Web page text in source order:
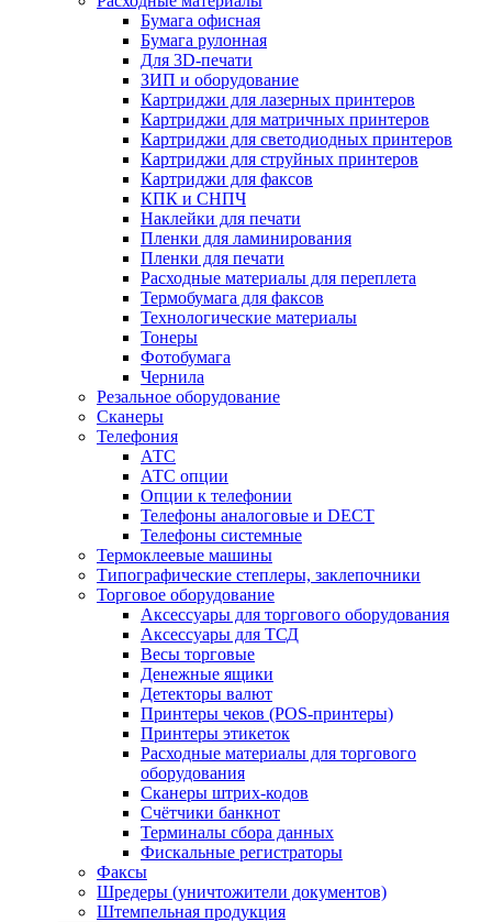
Бумага офисная
Бумага рулонная
Для 3D-печати
ЗИП и оборудование
Картриджи для лазерных принтеров
Картриджи для матричных принтеров
Картриджи для светодиодных принтеров
Картриджи для струйных принтеров
Картриджи для факсов
КПК и СНПЧ
Наклейки для печати
Пленки для ламинирования
Пленки для печати
Расходные материалы для переплета
Термобумага для факсов
Технологические материалы
Тонеры
Фотобумага
Чернила
Резальное оборудование
Сканеры
Телефония
АТС
АТС опции
Опции к телефонии
Телефоны аналоговые и DECT
Телефоны системные
Термоклеевые машины
Типографические степлеры, заклепочники
Торговое оборудование
Аксессуары для торгового оборудования
Аксессуары для ТСД
Весы торговые
Денежные ящики
Детекторы валют
Принтеры чеков (POS-принтеры)
Принтеры этикеток
Расходные материалы для торгового
оборудования
Сканеры штрих-кодов
Счётчики банкнот
Терминалы сбора данных
Фискальные регистраторы
Факсы
Шредеры (уничтожители документов)
Штемпельная продукция